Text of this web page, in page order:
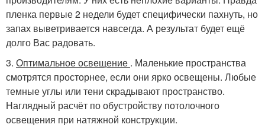
пленка первые 2 недели будет специфически пахнуть, но
запах выветривается навсегда. А результат будет ещё
долго Вас радовать.
3. Оптимальное освещение . Маленькие пространства
смотрятся просторнее, если они ярко освещены. Любые
темные углы или тени скрадывают пространство.
Наглядный расчёт по обустройству потолочного
освещения при натяжной конструкции.